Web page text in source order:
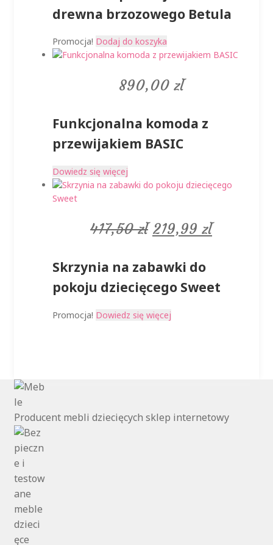
1572,95 zł.
drewna brzozowego Betula
Promocja! Dodaj do koszyka
890,00 zł
Funkcjonalna komoda z
przewijakiem BASIC
Dowiedz się więcej
417,50zł Pierwotna
wynosiła:
417,50 zł.
219,99 złAktualna
219,99
Skrzynia na zabawki do
pokoju dziecięcego Sweet
Promocja! Dowiedz się więcej
Producent mebli dziecięcych sklep internetowy